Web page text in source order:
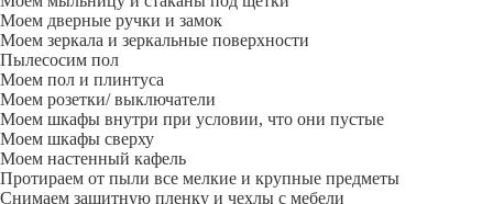
Моем дверные ручки и замок
Моем зеркала и зеркальные поверхности
Пылесосим пол
Моем пол и плинтуса
Моем розетки/ выключатели
Моем шкафы внутри при условии, что они пустые
Моем шкафы сверху
Моем настенный кафель
Протираем от пыли все мелкие и крупные предметы
Снимаем защитную пленку и чехлы с мебели